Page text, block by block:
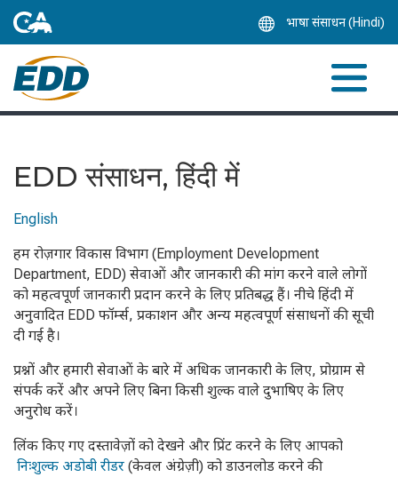
भाषा संसाधन (Hindi)
EDD संसाधन, हिंदी में
English
हम रोज़गार विकास विभाग (Employment Development
Department, EDD) सेवाओं और जानकारी की मांग करने वाले लोगों
को महत्वपूर्ण जानकारी प्रदान करने के लिए प्रतिबद्ध हैं। नीचे हिंदी में
अनुवादित EDD फॉर्म्स, प्रकाशन और अन्य महत्वपूर्ण संसाधनों की सूची
दी गई है।
प्रश्नों और हमारी सेवाओं के बारे में अधिक जानकारी के लिए, प्रोग्राम से
संपर्क करें और अपने लिए बिना किसी शुल्क वाले दुभाषिए के लिए
अनुरोध करें।
लिंक किए गए दस्तावेज़ों को देखने और प्रिंट करने के लिए आपको
निःशुल्क अडोबी रीडर (केवल अंग्रेज़ी) को डाउनलोड करने की